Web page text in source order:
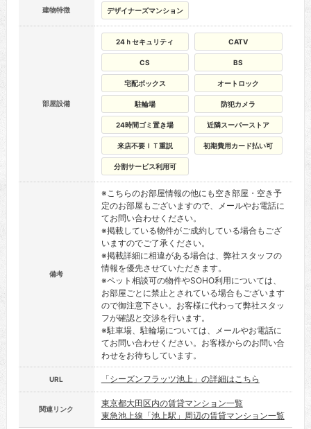
建物特徴 デザイナーズマンション
部屋設備
24ｈセキュリティ CATV
CS BS
宅配ボックス オートロック
駐輪場 防犯カメラ
24時間ゴミ置き場 近隣スーパーストア
来店不要ＩＴ重説 初期費用カード払い可
分割サービス利用可
備考
※こちらのお部屋情報の他にも空き部屋・空き予
定のお部屋もございますので、メールやお電話に
てお問い合わせください。
※掲載している物件がご成約している場合もござ
いますのでご了承ください。
※掲載詳細に相違がある場合は、弊社スタッフの
情報を優先させていただきます。
※ペット相談可の物件やSOHO利用については、
お部屋ごとに禁止とされている場合もございます
ので御注意下さい。お客様に代わって弊社スタッ
フが確認と交渉を行います。
※駐車場、駐輪場については、メールやお電話に
てお問い合わせください。お客様からのお問い合
わせをお待ちしています。
URL 「シーズンフラッツ池上」の詳細はこちら
関連リンク
東京都大田区内の賃貸マンション一覧
東急池上線「池上駅」周辺の賃貸マンション一覧